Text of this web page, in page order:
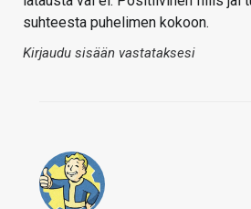
suhteesta puhelimen kokoon.
Kirjaudu sisään vastataksesi